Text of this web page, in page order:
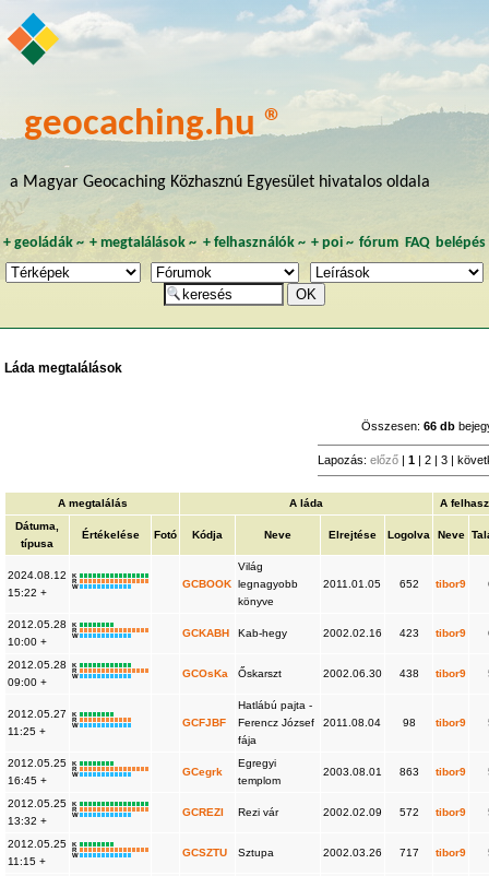
geocaching.hu ®
a Magyar Geocaching Közhasznú Egyesület hivatalos oldala
+ geoládák~ +megtalálások ~ + felhasználók~ + poi~ fórum FAQ belépés
Láda megtalálások
Összesen:66 db
Lapozás:előző |1 | 2 | 3 |
A megtalálás A láda
A
Dátuma,
típusa
Értékelése Fotó Kódja Neve Elrejtése Logolva Neve
2024.08.12
15:22 +
K
R
W
GCBOOK
Világ
legnagyobb
könyve
2011.01.05 652 tibor9
2012.05.28
10:00 +
K
R
W
GCKABH Kab-hegy 2002.02.16 423 tibor9
2012.05.28
09:00 +
K
R
W
GCOsKa Őskarszt 2002.06.30 438 tibor9
2012.05.27
11:25 +
K
R
W
GCFJBF
Hatlábú pajta -
Ferencz József
fája
2011.08.04 98 tibor9
2012.05.25
16:45 +
K
R
W
GCegrk
Egregyi
templom
2003.08.01 863 tibor9
2012.05.25
13:32 +
K
R
W
GCREZI Rezi vár 2002.02.09 572 tibor9
2012.05.25
11:15 +
K
R
W
GCSZTU Sztupa 2002.03.26 717 tibor9